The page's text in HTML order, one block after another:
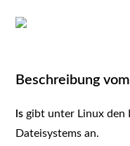
Beschreibung
ls gibt unter Linux den
Dateisystems an.